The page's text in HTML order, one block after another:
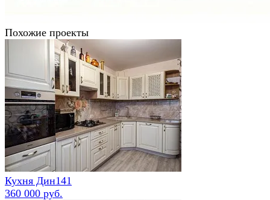
Похожие проекты
Кухня Дин141
360 000 руб.